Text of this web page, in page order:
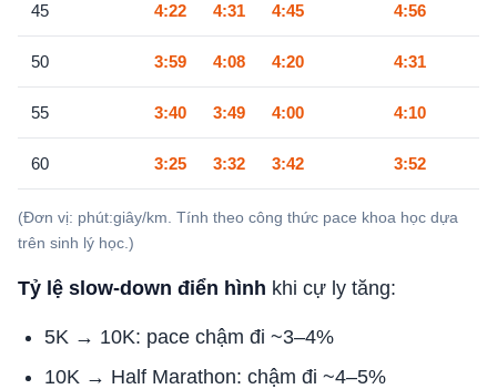
45 4:22 4:31 4:45 4:56
50 3:59 4:08 4:20 4:31
55 3:40 3:49 4:00 4:10
60 3:25 3:32 3:42 3:52
(Đơn vị: phút:giây/km. Tính theo công thức pace khoa học dựa
trên sinh lý học.)
Tỷ lệ slow-down điển hình khi cự ly tăng:
5K → 10K: pace chậm đi ~3–4%
10K → Half Marathon: chậm đi ~4–5%